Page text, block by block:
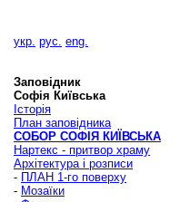
укр. рус. eng.
Заповідник
Софія Київська
Історія
План заповідника
СОБОР СОФІЯ КИЇВСЬКА
Нартекс - притвор храму
Архітектура і розписи
- ПЛАН 1-го поверху
- Мозаїки